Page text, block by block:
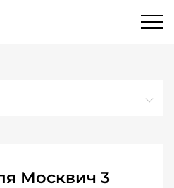
Москвич 3